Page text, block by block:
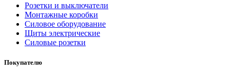
Розетки и выключатели
Монтажные коробки
Силовое оборудование
Щиты электрические
Силовые розетки
Покупателю